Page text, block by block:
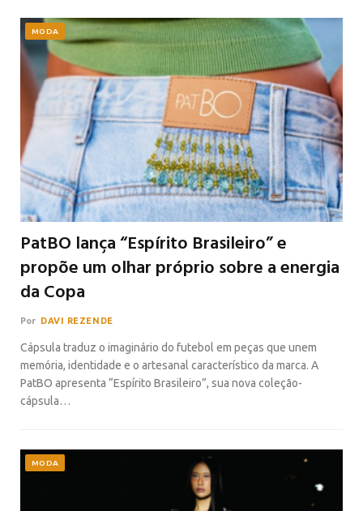
MODA
PatBO lança “Espírito Brasileiro” e
propõe um olhar próprio sobre a energia
da Copa
Por DAVI REZENDE
Cápsula traduz o imaginário do futebol em peças que unem
memória, identidade e o artesanal característico da marca. A
PatBO apresenta “Espírito Brasileiro”, sua nova coleção-
cápsula…
MODA